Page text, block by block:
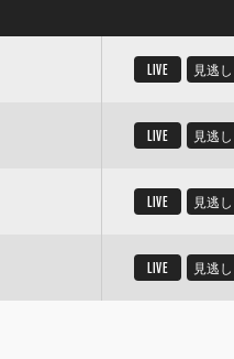
LIVE 見逃し
LIVE 見逃し
LIVE 見逃し
LIVE 見逃し